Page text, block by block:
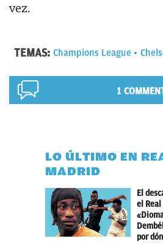
vez.
TEMAS: Champions League
1
LO ÚLTIMO EN
MADRID
El
el
por